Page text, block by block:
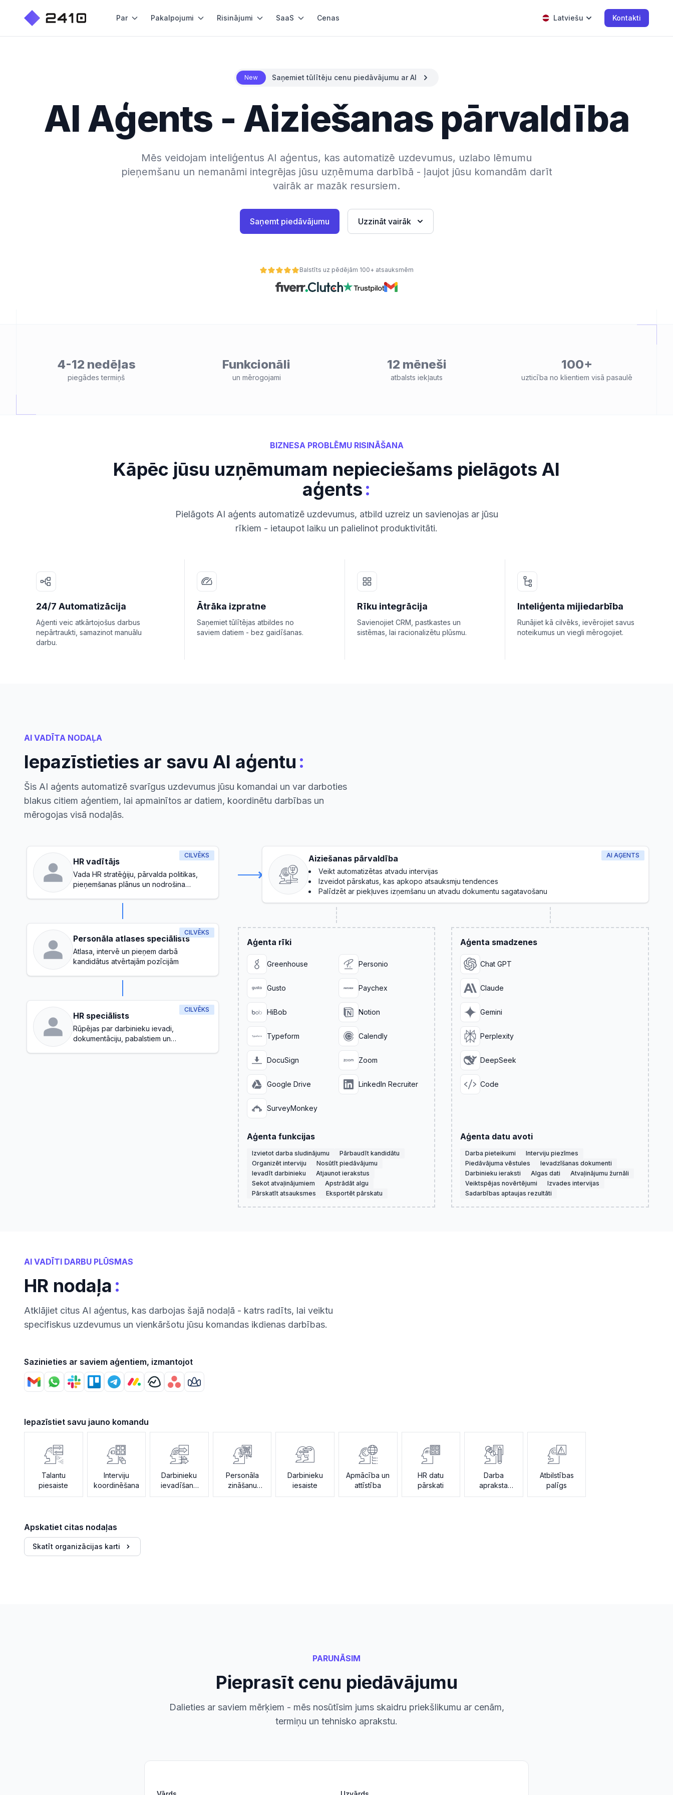
Par Pakalpojumi Risinājumi SaaS Cenas Latviešu Kontakti
New Saņemiet tūlītēju cenu piedāvājumu ar AI
AI Aģents - Aiziešanas pārvaldība
Mēs veidojam inteliģentus AI aģentus, kas automatizē uzdevumus, uzlabo lēmumu
pieņemšanu un nemanāmi integrējas jūsu uzņēmuma darbībā - ļaujot jūsu komandām darīt
vairāk ar mazāk resursiem.
Saņemt piedāvājumu Uzzināt vairāk
Balstīts uz pēdējām 100+ atsauksmēm
4-12 nedēļas
piegādes termiņš
Funkcionāli
un mērogojami
12 mēneši
atbalsts iekļauts
100+
uzticība no klientiem visā pasaulē
BIZNESA PROBLĒMU RISINĀŠANA
Kāpēc jūsu uzņēmumam nepieciešams pielāgots AI
aģents:
Pielāgots AI aģents automatizē uzdevumus, atbild uzreiz un savienojas ar jūsu
rīkiem - ietaupot laiku un palielinot produktivitāti.
24/7 Automatizācija
Aģenti veic atkārtojošus darbus
nepārtraukti, samazinot manuālu
darbu.
Ātrāka izpratne
Saņemiet tūlītējas atbildes no
saviem datiem - bez gaidīšanas.
Rīku integrācija
Savienojiet CRM, pastkastes un
sistēmas, lai racionalizētu plūsmu.
Inteliģenta mijiedarbība
Runājiet kā cilvēks, ievērojiet savus
noteikumus un viegli mērogojiet.
AI VADĪTA NODAĻA
Iepazīstieties ar savu AI aģentu :
Šis AI aģents automatizē svarīgus uzdevumus jūsu komandai un var darboties
blakus citiem aģentiem, lai apmainītos ar datiem, koordinētu darbības un
mērogojas visā nodaļās.
CILVĒKS
HR vadītājs
Vada HR stratēģiju, pārvalda politikas,
pieņemšanas plānus un nodrošina
CILVĒKS
Personāla atlases speciālists
Atlasa, intervē un pieņem darbā
kandidātus atvērtajām pozīcijām
CILVĒKS
HR speciālists
Rūpējas par darbinieku ievadi,
dokumentāciju, pabalstiem un
AI AĢENTS
Aiziešanas pārvaldība
Veikt automatizētas atvadu intervijas
Izveidot pārskatus, kas apkopo atsauksmju tendences
Palīdzēt ar piekļuves izņemšanu un atvadu dokumentu sagatavošanu
Aģenta rīki
Greenhouse Personio
Gusto Paychex
HiBob Notion
Typeform Calendly
DocuSign Zoom
Google Drive LinkedIn Recruiter
SurveyMonkey
Aģenta funkcijas
Izvietot darba sludinājumu
Pārbaudīt kandidātu
Organizēt interviju
Nosūtīt piedāvājumu
Ievadīt darbinieku
Atjaunot ierakstus
Sekot atvaļinājumiem
Apstrādāt algu
Pārskatīt atsauksmes
Eksportēt pārskatu
Aģenta smadzenes
Chat GPT
Claude
Gemini
Perplexity
DeepSeek
Code
Aģenta datu avoti
Darba pieteikumi
Interviju piezīmes
Piedāvājuma vēstules
Ievadzīšanas dokumenti
Darbinieku ieraksti
Algas dati
Atvaļinājumu žurnāli
Veiktspējas novērtējumi
Izvades intervijas
Sadarbības aptaujas rezultāti
AI VADĪTI DARBU PLŪSMAS
HR nodaļa :
Atklājiet citus AI aģentus, kas darbojas šajā nodaļā - katrs radīts, lai veiktu
specifiskus uzdevumus un vienkāršotu jūsu komandas ikdienas darbības.
Sazinieties ar saviem aģentiem, izmantojot
Iepazīstiet savu jauno komandu
Talantu
piesaiste
Interviju
koordinēšana
Darbinieku
ievadīšana
darbā
Personāla
zināšanu
asistents
Darbinieku
iesaiste
Apmācība un
attīstība
HR datu
pārskati
Darba
apraksta
ģenerators
Atbilstības
palīgs
Apskatiet citas nodaļas
Skatīt organizācijas karti
PARUNĀSIM
Pieprasīt cenu piedāvājumu
Dalieties ar saviem mērķiem - mēs nosūtīsim jums skaidru priekšlikumu ar cenām,
termiņu un tehnisko aprakstu.